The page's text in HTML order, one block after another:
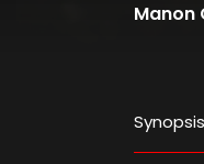
Manon
Synopsis